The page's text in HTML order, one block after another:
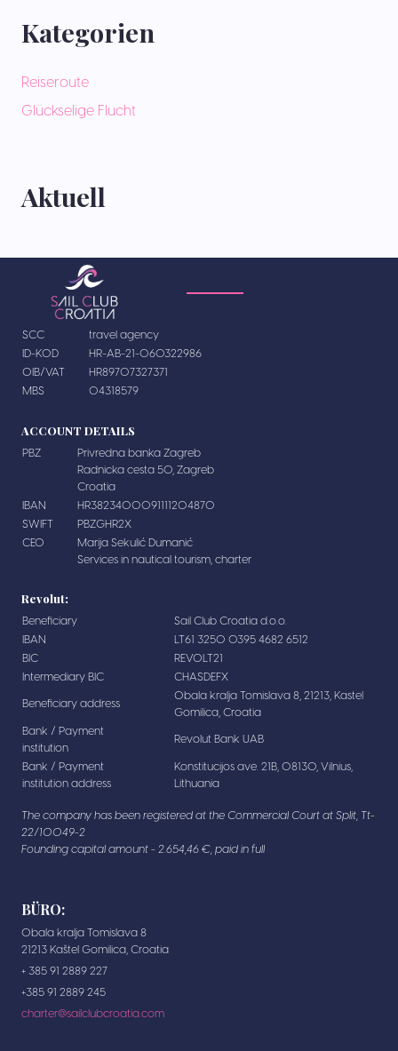
Kategorien
Reiseroute
Glückselige Flucht
Aktuell
SCC
travel agency
ID-KOD
HR-AB-21-060322986
OIB/VAT
HR89707327371
MBS
04318579
ACCOUNT DETAILS
PBZ
Privredna banka Zagreb
Radnicka cesta 50, Zagreb
Croatia
IBAN
HR3823400091111204870
SWIFT
PBZGHR2X
CEO
Marija Sekulić Dumanić
Services in nautical tourism, charter
Revolut:
Beneficiary
Sail Club Croatia d.o.o.
IBAN
LT61 3250 0395 4682 6512
BIC
REVOLT21
Intermediary BIC
CHASDEFX
Beneficiary address
Obala kralja Tomislava 8, 21213, Kastel
Gomilica, Croatia
Bank / Payment
institution
Revolut Bank UAB
Bank / Payment
institution address
Konstitucijos ave. 21B, 08130, Vilnius,
Lithuania
The company has been registered at the Commercial Court at Split, Tt-
22/10049-2
Founding capital amount - 2.654,46 €, paid in full
BÜRO:
Obala kralja Tomislava 8
21213 Kaštel Gomilica, Croatia
+ 385 91 2889 227
+385 91 2889 245
charter@sailclubcroatia.com